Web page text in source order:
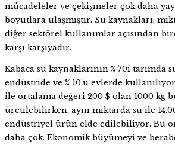
mücadeleler ve çekişmeler çok daha
boyutlara ulaşmıştır. Su kaynakları;
diğer sektörel kullanımlar açısından
karşı karşıyadır.
Kabaca su kaynaklarının % 70i tarımda
endüstride ve % 10’u evlerde
ile ortalama değeri 200 $ olan 1000 kg
üretilebilirken, aynı miktarda su ile
endüstriyel ürün elde edilebiliyor. Bu
daha çok. Ekonomik büyümeyi ve